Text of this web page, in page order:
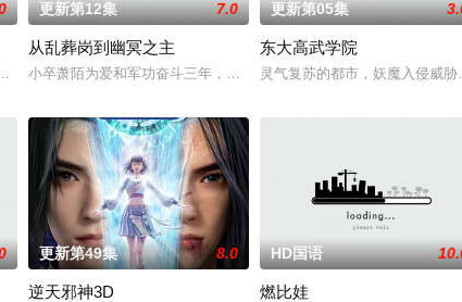
正式的守夜人后，重回136小队，与伙伴再度开启一
然成了关键所在！东方桃子与伙伴们一边为救治师父森木宇冲击仙蜜试炼
更新第12集 7.0
从乱葬岗到幽冥之主
小卒萧陌为爱和军功奋斗三年，却被恋人柳莺儿与将军之子赵昊联手
更新第05集
东大高武学院
灵气复苏的都市，妖魔入侵威
更新第49集 8.0
逆天邪神3D
HD国语
燃比娃